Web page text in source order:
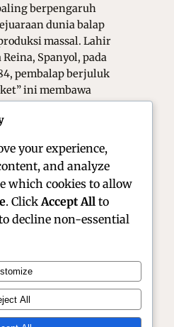
berpengaruh
dunia balap
massal. Lahir
Spanyol, pada
pembalap berjuluk
ini membawa
World Superbike
| Racer &
your experience,
and analyze
which cookies to allow
. Click Accept All to
decline non-essential
All